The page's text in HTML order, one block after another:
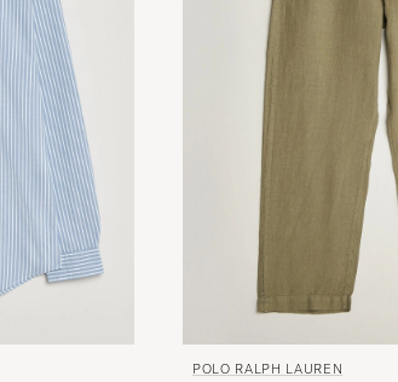
PÅ CAREOFCARL.DK
gute Qualität
KØBTE PÅ CAREOFCARL.AT
men service som vanlige var fantastisk.
KØBTE PÅ CAREOFCARL.NO
POLO RALPH LAUREN